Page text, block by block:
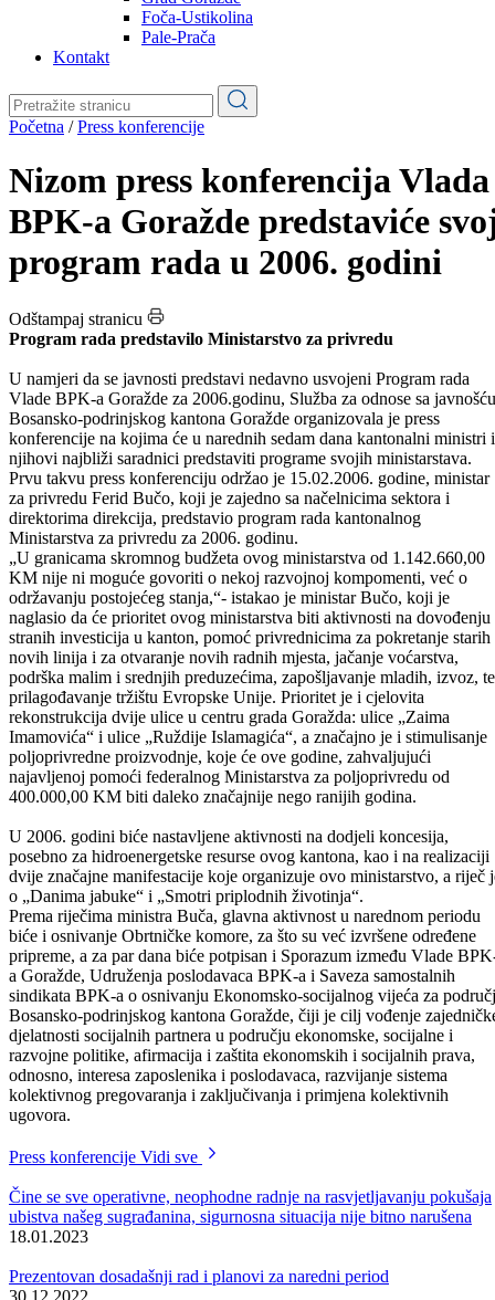
Općine
Pale-Prača
Kontakt
Početna/Press konferencije
Nizom press konferencija Vlada
BPK-a Goražde predstaviće
program rada u 2006. godini
Odštampaj stranicu
Program rada predstavilo Ministarstvo za privredu
U namjeri da se javnosti predstavi nedavno usvojeni Program rada
Vlade BPK-a Goražde za 2006.godinu, Služba za odnose sa javnošću
Bosansko-podrinjskog kantona Goražde organizovala je press
konferencije na kojima će u narednih sedam dana kantonalni ministri i
njihovi najbliži saradnici predstaviti programe svojih ministarstava.
Prvu takvu press konferenciju održao je 15.02.2006. godine, ministar
za privredu Ferid Bučo, koji je zajedno sa načelnicima sektora i
direktorima direkcija, predstavio program rada kantonalnog
Ministarstva za privredu za 2006. godinu.
„U granicama skromnog budžeta ovog ministarstva od 1.142.660,00
KM nije ni moguće govoriti o nekoj razvojnoj kompomenti, već o
održavanju postojećeg stanja,“- istakao je ministar Bučo, koji je
naglasio da će prioritet ovog ministarstva biti aktivnosti na dovođenju
stranih investicija u kanton, pomoć privrednicima za pokretanje starih
novih linija i za otvaranje novih radnih mjesta, jačanje voćarstva,
podrška malim i srednjih preduzećima, zapošljavanje mladih, izvoz, te
prilagođavanje tržištu Evropske Unije. Prioritet je i cjelovita
rekonstrukcija dvije ulice u centru grada Goražda: ulice „Zaima
Imamovića“ i ulice „Ruždije Islamagića“, a značajno je i stimulisanje
poljoprivredne proizvodnje, koje će ove godine, zahvaljujući
najavljenoj pomoći federalnog Ministarstva za poljoprivredu od
400.000,00 KM biti daleko značajnije nego ranijih godina.